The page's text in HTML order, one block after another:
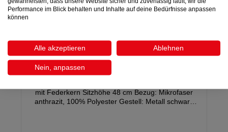
Diningbank STACIA
mit Federkern Sitzhöhe 48 cm Bezug: Mikrofaser
anthrazit, 100% Polyester Gestell: Metall schwarz
Performance im Blick behalten und Inhalte auf deine Bedürfnisse anpassen
können
Alle akzeptieren Ablehnen
Nein, anpassen